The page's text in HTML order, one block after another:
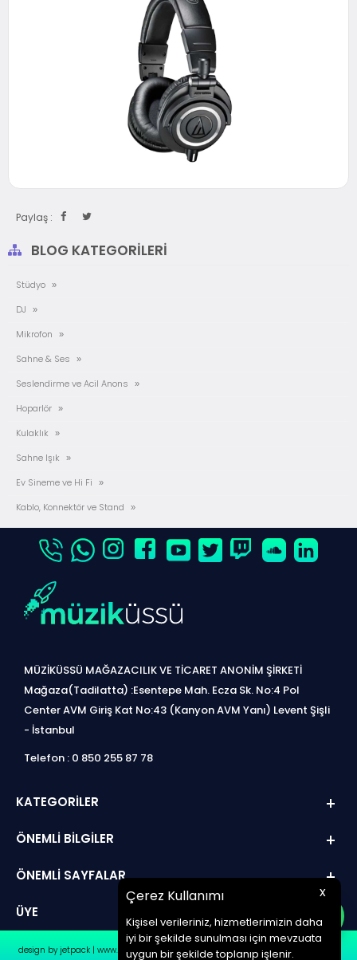
Çerez Kullanımı x
Kişisel verileriniz, hizmetlerimizin daha
iyi bir şekilde sunulması için mevzuata
uygun bir şekilde toplanıp işlenir.
Paylaş :
BLOG KATEGORILERI
Stüdyo
DJ
Mikrofon
Sahne & Ses
Seslendirme ve Acil Anons
Hoparlör
Kulaklık
Sahne Işık
Ev Sineme ve Hi Fi
Kablo, Konnektör ve Stand
MÜZİKÜSSÜ MAĞAZACILIK VE TİCARET ANONİM ŞİRKETİ
Mağaza(Tadilatta) :Esentepe Mah. Ecza Sk. No:4 Pol
Center AVM Giriş Kat No:43 (Kanyon AVM Yanı) Levent Şişli
- İstanbul
Telefon : 0 850 255 87 78
KATEGORILER
ÖNEMLI BILGILER
ÖNEMLI SAYFALAR
ÜYE
design by jetpack | www.müziküssü.com | copyright ©2022 Tüm hakları saklıdır.